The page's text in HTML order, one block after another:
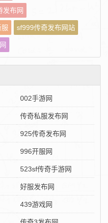
发布网
sf999传奇发布网站
002手游网
传奇私服发布网
925传奇发布网
996开服网
523sf传奇手游网
好服发布网
439游戏网